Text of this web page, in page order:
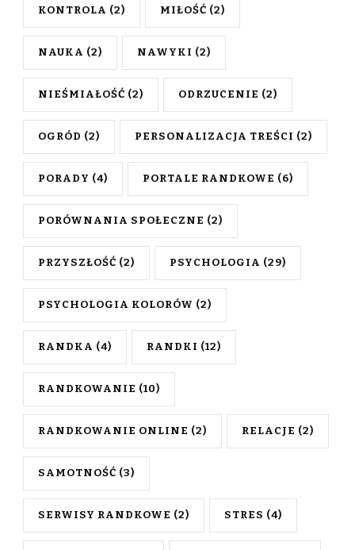
KONTROLA (2) MIŁOŚĆ (2)
NAUKA (2) NAWYKI (2)
NIEŚMIAŁOŚĆ (2) ODRZUCENIE (2)
OGRÓD (2) PERSONALIZACJA TREŚCI (2)
PORADY (4) PORTALE RANDKOWE (6)
PORÓWNANIA SPOŁECZNE (2)
PRZYSZŁOŚĆ (2) PSYCHOLOGIA (29)
PSYCHOLOGIA KOLORÓW (2)
RANDKA (4) RANDKI (12)
RANDKOWANIE (10)
RANDKOWANIE ONLINE (2) RELACJE (2)
SAMOTNOŚĆ (3)
SERWISY RANDKOWE (2) STRES (4)